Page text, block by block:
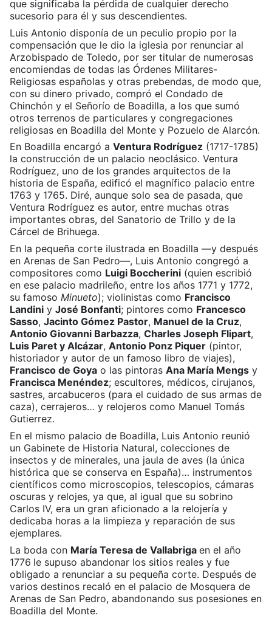
que significaba la pérdida de cualquier derecho
sucesorio para él y sus descendientes.
Luis Antonio disponía de un peculio propio por la
compensación que le dio la iglesia por renunciar al
Arzobispado de Toledo, por ser titular de numerosas
encomiendas de todas las Órdenes Militares-
Religiosas españolas y otras prebendas, de modo que,
con su dinero privado, compró el Condado de
Chinchón y el Señorío de Boadilla, a los que sumó
otros terrenos de particulares y congregaciones
religiosas en Boadilla del Monte y Pozuelo de Alarcón.
En Boadilla encargó a Ventura Rodríguez (1717-1785)
la construcción de un palacio neoclásico. Ventura
Rodríguez, uno de los grandes arquitectos de la
historia de España, edificó el magnífico palacio entre
1763 y 1765. Diré, aunque solo sea de pasada, que
Ventura Rodríguez es autor, entre muchas otras
importantes obras, del Sanatorio de Trillo y de la
Cárcel de Brihuega.
En la pequeña corte ilustrada en Boadilla —y después
en Arenas de San Pedro—, Luis Antonio congregó a
compositores como Luigi Boccherini (quien escribió
en ese palacio madrileño, entre los años 1771 y 1772,
su famoso Minueto); violinistas como Francisco
Landini y José Bonfanti; pintores como Francesco
Sasso, Jacinto Gómez Pastor, Manuel de la Cruz,
Antonio Giovanni Barbazza, Charles Joseph Flipart,
Luis Paret y Alcázar, Antonio Ponz Piquer (pintor,
historiador y autor de un famoso libro de viajes),
Francisco de Goya o las pintoras Ana María Mengs y
Francisca Menéndez; escultores, médicos, cirujanos,
sastres, arcabuceros (para el cuidado de sus armas de
caza), cerrajeros… y relojeros como Manuel Tomás
Gutierrez.
En el mismo palacio de Boadilla, Luis Antonio reunió
un Gabinete de Historia Natural, colecciones de
insectos y de minerales, una jaula de aves (la única
histórica que se conserva en España)… instrumentos
científicos como microscopios, telescopios, cámaras
oscuras y relojes, ya que, al igual que su sobrino
Carlos IV, era un gran aficionado a la relojería y
dedicaba horas a la limpieza y reparación de sus
ejemplares.
La boda con María Teresa de Vallabriga en el año
1776 le supuso abandonar los sitios reales y fue
obligado a renunciar a su pequeña corte. Después de
varios destinos recaló en el palacio de Mosquera de
Arenas de San Pedro, abandonando sus posesiones en
Boadilla del Monte.